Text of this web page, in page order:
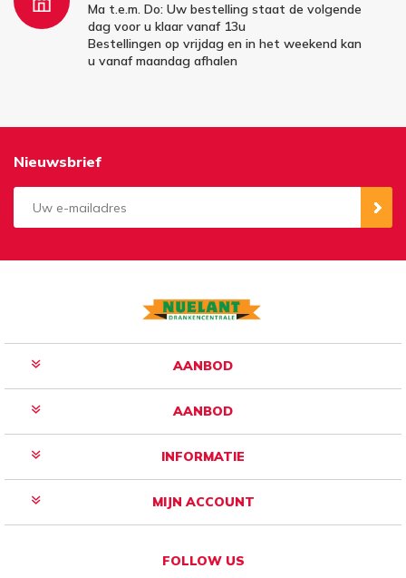
Ma t.e.m. Do: Uw bestelling staat de volgende
dag voor u klaar vanaf 13u
Bestellingen op vrijdag en in het weekend kan
u vanaf maandag afhalen
Nieuwsbrief
AANBOD
AANBOD
INFORMATIE
MIJN ACCOUNT
FOLLOW US